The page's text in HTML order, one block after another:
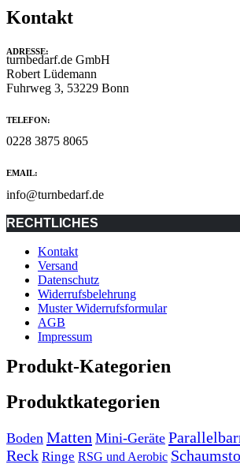
Kontakt
ADRESSE:
turnbedarf.de GmbH
Robert Lüdemann
Fuhrweg 3, 53229 Bonn
TELEFON:
0228 3875 8065
EMAIL:
info@turnbedarf.de
RECHTLICHES
Kontakt
Versand
Datenschutz
Widerrufsbelehrung
Muster Widerrufsformular
AGB
Impressum
Produkt-Kategorien
Produktkategorien
Boden Matten Mini-Geräte
Reck Ringe RSG und Aerobic